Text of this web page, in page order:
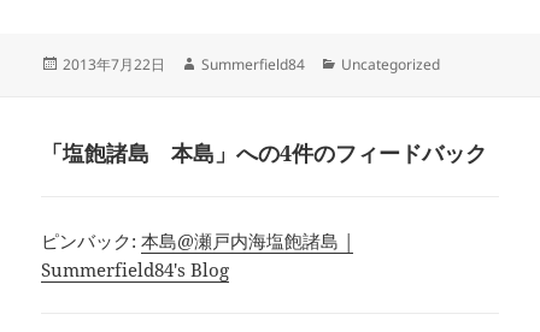
投
2013年7月22日
作
Summerfield84
カ
ー
Uncategorized
「塩飽諸島 本島」への4件のフィードバック
ピンバック:本島@瀬戸内海塩飽諸島 |
Summerfield84's Blog